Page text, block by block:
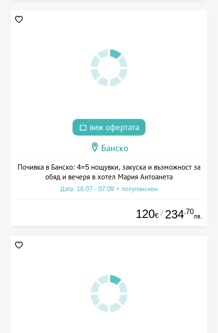
виж офертата
Банско
Почивка в Банско: 4=5 нощувки, закуска и възможност за
обяд и вечеря в хотел Мария Антоанета
Дата: 16.07 - 07.09 + полупансион
120€ / 234.70
лв.